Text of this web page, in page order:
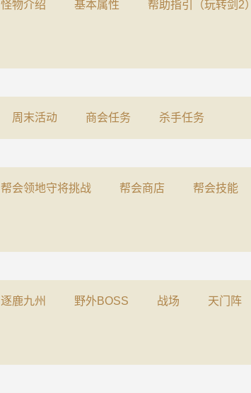
怪物介绍 基本属性 帮助指引（玩转剑2）
周末活动 商会任务 杀手任务
帮会领地守将挑战 帮会商店 帮会技能
逐鹿九州 野外BOSS 战场 天门阵